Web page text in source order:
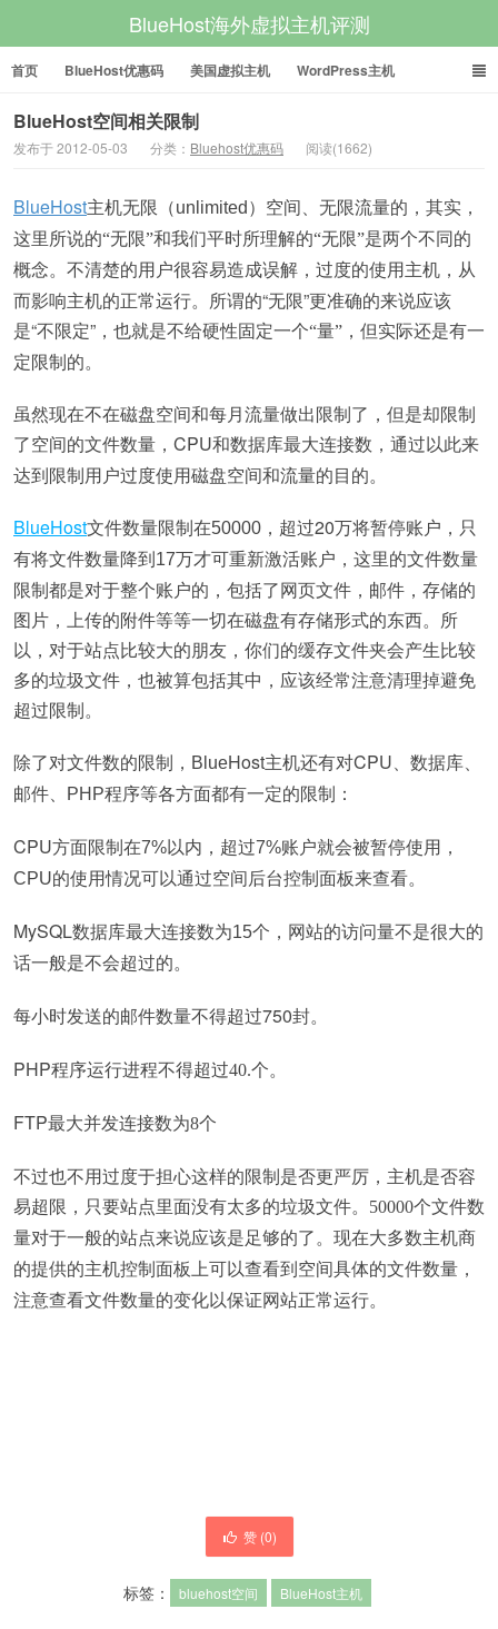
BlueHost海外虚拟主机评测
首页 BlueHost优惠码 美国虚拟主机 WordPress主机
美国VPS 美国服务器
BlueHost空间相关限制
发布于 2012-05-03 分类： Bluehost优惠码 阅读(1662)
BlueHost主机无限（unlimited ） 空间、无限流量的，其实，
这里所说的“无限”和我们平时所理解的“无限”是两个不同的
概念。 不清楚的用户很容易造成误解，过度的使用主机，从
而影响主机的正常运行。所谓的“无限”更准确的来说应该
是“不限定”，也就是不给硬性固定一个“量” ，但实际还是有一
定限制的。
虽然现在不在磁盘空间和每月流量做出限制了，但是却限制
了空间的文件数量，CPU和数据库最大连接数，通过以此来
达到限制用户过度使用磁盘空间和流量的目的。
BlueHost文件数量限制在50000 ， 超过20万将暂停账户，只
有将文件数量降到 17万才可重新激活账户， 这里的文件数量
限制都是对于整个账户的，包括了网页文件，邮件，存储的
图片，上传的附件等等一切在磁盘有存储形式的东西。所
以，对于站点比较大的朋友，你们的缓存文件夹会产生比较
多的垃圾文件，也被算包括其中，应该经常注意清理掉避免
超过限制。
除了对文件数的限制， BlueHost主机还有对CPU 、数据库、
邮件、
PHP程序等各方面都有一定的限制：
CPU方面限制在7%以内，超过7%账户就会被暂停使用，
CPU的使用情况可以通过空间后台控制面板来查看。
MySQL数据库最大连接数为15个，网站的访问量不是很大的
话一般是不会超过的。
每小时发送的邮件数量不得超过750封。
PHP程序运行进程不得超过40.个。
FTP最大并发连接数为8个
不过也不用过度于担心这样的限制是否更严厉，主机是否容
易超限，只要站点里面没有太多的垃圾文件。
50000个文件数
量对于一般的站点来说应该是足够的了。现在大多数主机商
的提供的主机控制面板上可以查看到空间具体的文件数量，
注意查看文件数量的变化以保证网站正常运行。
赞 (0)
标签： bluehost空间 BlueHost主机